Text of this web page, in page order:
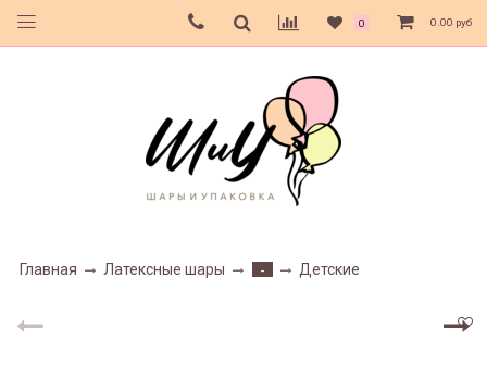
0 0.00 руб
Главная Латексные шары - Детские